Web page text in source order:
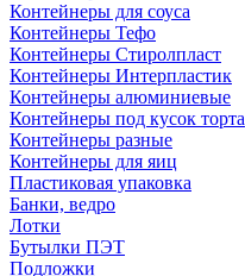
Контейнеры для соуса
Контейнеры Тефо
Контейнеры Стиролпласт
Контейнеры Интерпластик
Контейнеры алюминиевые
Контейнеры под кусок торта
Контейнеры разные
Контейнеры для яиц
Пластиковая упаковка
Банки, ведро
Лотки
Бутылки ПЭТ
Подложки